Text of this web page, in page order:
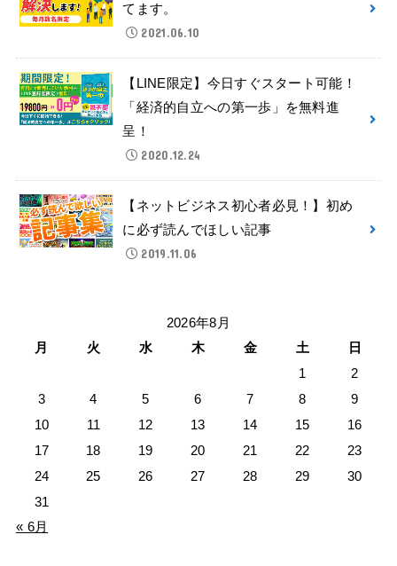
てます。
2021.06.10
【LINE限定】今日すぐスタート可能！
「経済的自立への第一歩」を無料進
呈！
2020.12.24
【ネットビジネス初心者必見！】初め
に必ず読んでほしい記事
2019.11.06
2026年8月
月
火 水 木 金 土
日
1
2
3
4 5 6 7 8
9
10
11 12 13 14 15
16
17
18 19 20 21 22
23
24
25 26 27 28 29
30
31
« 6月